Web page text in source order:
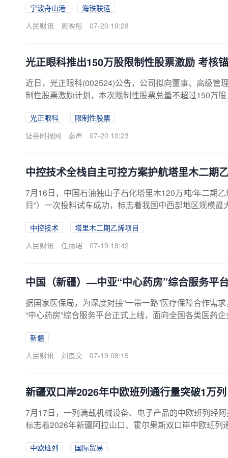
宁波舟山港，阿克苏从此迈向东西通、陆海连的对外开
宁波舟山港
海铁联运
人民财讯
周映彤 07-20 19:28
光正眼科推出150万股限制性股票激励 考核
近日，光正眼科(002524)公告，公司拟向董事、高级管
制性股票激励计划，本次限制性股票总量不超过150万
锡、郑州、呼和浩特等10个中心城市开设了专业眼科医
群为中心平台的连锁诊疗体系，技术水平及业务规模均
光正眼科
限制性股票
证券时报网
秦声 07-20 10:23
中控技术全栈自主可控方案护航塔里木二期
7月16日，中国石油独山子石化塔里木120万吨/年二期
目”）一次投料试车成功，标志着我国中西部地区规模
化的全栈自主可控方案。
中控技术
塔里木二期乙烯项目
人民财讯
任丽珺 07-19 18:42
中国（新疆）—中亚“中心药房”综合服务平
据国家医保局，为深度对接“一带一路”医疗保障合作
“中心药房”综合服务平台正式上线，面向全国各类医药
便携医疗器械326种、中草药2471种，促成医药出口订
新疆
人民财讯
刘良文 07-19 08:19
新疆双口岸2026年中欧班列通行量突破1万列
7月17日，一列满载机械设备、电子产品的中欧班列经
标志着2026年新疆阿拉山口、霍尔果斯双口岸中欧班列
中欧班列
国际贸易